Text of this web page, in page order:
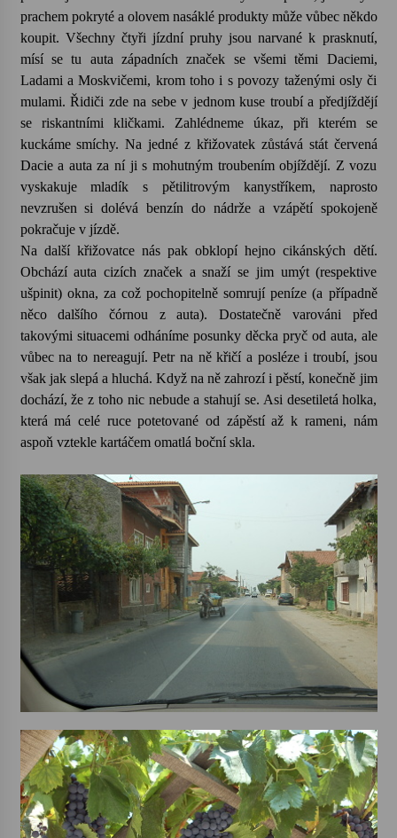
prachem pokryté a olovem nasáklé produkty může vůbec někdo
koupit. Všechny čtyři jízdní pruhy jsou narvané k prasknutí,
mísí se tu auta západních značek se všemi těmi Daciemi,
Ladami a Moskvičemi, krom toho i s povozy taženými osly či
mulami. Řidiči zde na sebe v jednom kuse troubí a předjíždějí
se riskantními kličkami. Zahlédneme úkaz, při kterém se
kuckáme smíchy. Na jedné z křižovatek zůstává stát červená
Dacie a auta za ní ji s mohutným troubením objíždějí. Z vozu
vyskakuje mladík s pětilitrovým kanystříkem, naprosto
nevzrušen si dolévá benzín do nádrže a vzápětí spokojeně
pokračuje v jízdě.
Na další křižovatce nás pak obklopí hejno cikánských dětí.
Obchází auta cizích značek a snaží se jim umýt (respektive
ušpinit) okna, za což pochopitelně somrují peníze (a případně
něco dalšího čórnou z auta). Dostatečně varováni před
takovými situacemi odháníme posunky děcka pryč od auta, ale
vůbec na to nereagují. Petr na ně křičí a posléze i troubí, jsou
však jak slepá a hluchá. Když na ně zahrozí i pěstí, konečně jim
dochází, že z toho nic nebude a stahují se. Asi desetiletá holka,
která má celé ruce potetované od zápěstí až k rameni, nám
aspoň vztekle kartáčem omatlá boční skla.